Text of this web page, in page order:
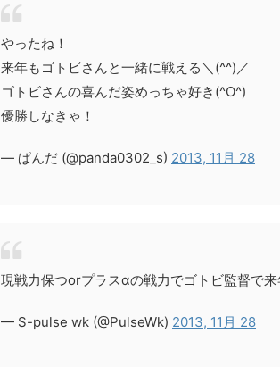
やったね！
来年もゴトビさんと一緒に戦える＼(^^)／
ゴトビさんの喜んだ姿めっちゃ好き(^O^)
優勝しなきゃ！
— ぱんだ (@panda0302_s) 2013, 11月 28
現戦力保つorプラスαの戦力でゴトビ監督で
— S-pulse wk (@PulseWk) 2013, 11月 28